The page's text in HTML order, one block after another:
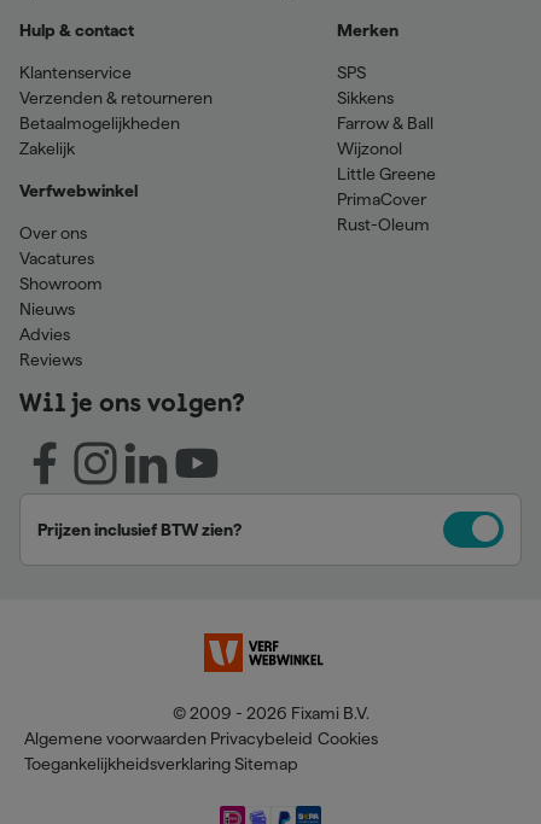
Hulp & contact
Klantenservice
Verzenden & retourneren
Betaalmogelijkheden
Zakelijk
Verfwebwinkel
Over ons
Vacatures
Showroom
Nieuws
Advies
Reviews
Merken
SPS
Sikkens
Farrow & Ball
Wijzonol
Little Greene
PrimaCover
Rust-Oleum
Wil je ons volgen?
Prijzen inclusief BTW zien?
© 2009 - 2026 Fixami B.V.
Algemene voorwaarden Privacybeleid Cookies
Toegankelijkheidsverklaring Sitemap